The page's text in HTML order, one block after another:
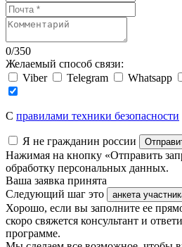
0/350
Желаемый способ связи:
Viber
Telegram Whatsapp
C правилами техники безопасности
Я не гражданин россии
Нажимая на кнопку «Отправить
обработку персональных данных.
Ваша заявка принята
Следующий шаг это
анкета
Хорошо, если вы заполните ее
скоро свяжется консультант и
программе.